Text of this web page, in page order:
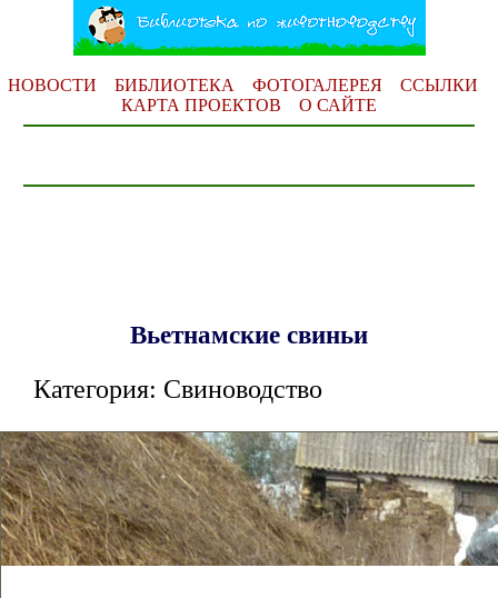
НОВОСТИ БИБЛИОТЕКА ФОТОГАЛЕРЕЯ
ССЫЛКИ
КАРТА ПРОЕКТОВ
О САЙТЕ
Вьетнамские свиньи
Категория: Свиноводство